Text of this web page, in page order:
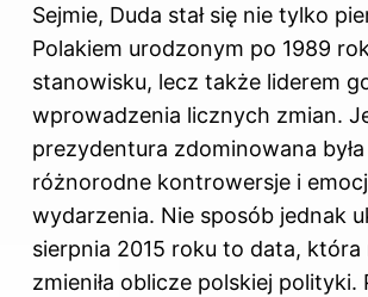
Sejmie, Duda stał się nie tylko
Polakiem urodzonym po 1989
stanowisku, lecz także liderem
wprowadzenia licznych zmian.
prezydentura zdominowana
różnorodne kontrowersje i
wydarzenia. Nie sposób jednak
sierpnia 2015 roku to data, która
zmieniła oblicze polskiej polityki.